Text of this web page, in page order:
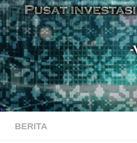
BERITA